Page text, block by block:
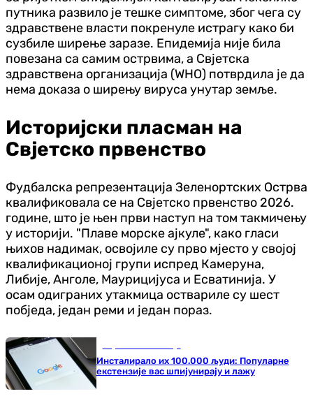
путника развило је тешке симптоме, због чега су
здравствене власти покренуле истрагу како би
сузбиле ширење заразе. Епидемија није била
повезана са самим острвима, а Свјетска
здравствена организација (WHO) потврдила је да
нема доказа о ширењу вируса унутар земље.
Историјски пласман на
Свјетско првенство
Фудбалска репрезентација Зеленортских Острва
квалификовала се на Свјетско првенство 2026.
године, што је њен први наступ на том такмичењу
у историји. "Плаве морске ајкуле", како гласи
њихов надимак, освојиле су прво мјесто у својој
квалификационој групи испред Камеруна,
Либије, Анголе, Маурицијуса и Есватинија. У
осам одиграних утакмица оствариле су шест
побједа, један реми и један пораз.
Инсталирало их 100.000 људи: Популарне
екстензије вас шпијунирају и лажу